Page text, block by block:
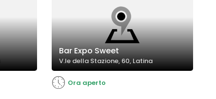
Bar Expo Sweet
V.le della Stazione, 60, Latina
Ora aperto